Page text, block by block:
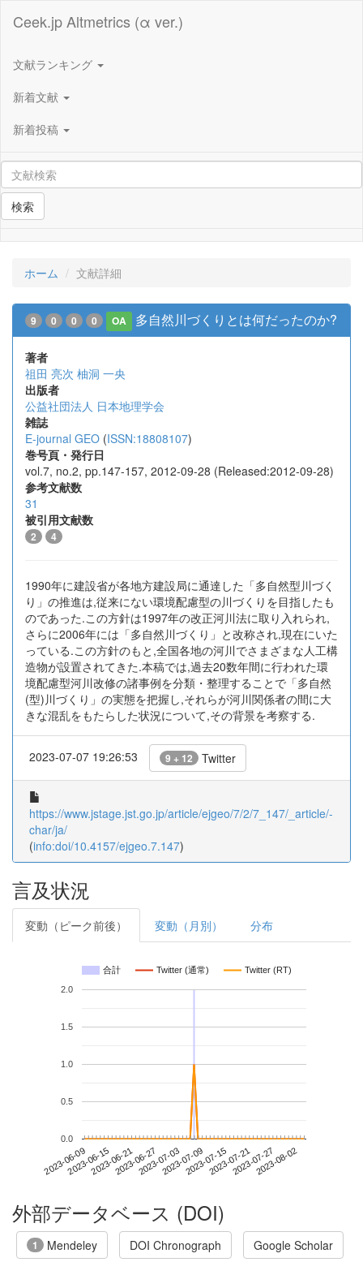
Ceek.jp Altmetrics (α ver.)
文献ランキング
新着文献
新着投稿
検索
ホーム 文献詳細
9 0 0 0 OA 多自然川づくりとは何だったのか?
著者
祖田 亮次 柚洞 一央
出版者
公益社団法人 日本地理学会
雑誌
E-journal GEO (ISSN:18808107)
巻号頁・発行日
vol.7, no.2, pp.147-157, 2012-09-28 (Released:2012-09-28)
参考文献数
31
被引用文献数
2 4
1990年に建設省が各地方建設局に通達した「多自然型川づく
り」の推進は,従来にない環境配慮型の川づくりを目指したも
のであった.この方針は1997年の改正河川法に取り入れられ,
さらに2006年には「多自然川づくり」と改称され,現在にいた
っている.この方針のもと,全国各地の河川でさまざまな人工構
造物が設置されてきた.本稿では,過去20数年間に行われた環
境配慮型河川改修の諸事例を分類・整理することで「多自然
(型)川づくり」の実態を把握し,それらが河川関係者の間に大
きな混乱をもたらした状況について,その背景を考察する.
2023-07-07 19:26:53 9 + 12 Twitter
https://www.jstage.jst.go.jp/article/ejgeo/7/2/7_147/_article/-
char/ja/
(info:doi/10.4157/ejgeo.7.147)
言及状況
変動（ピーク前後） 変動（月別） 分布
合計 Twitter (通常) Twitter (RT)
2023-06-092023-06-152023-06-212023-06-272023-07-032023-07-092023-07-152023-07-212023-07-272023-08-02
0.0
0.5
1.0
1.5
2.0
外部データベース (DOI)
1 Mendeley DOI Chronograph Google Scholar